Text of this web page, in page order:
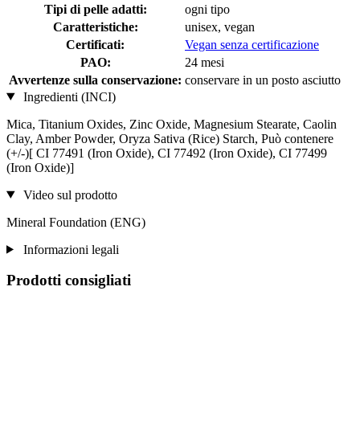
Tipi di pelle adatti:
ogni tipo
Caratteristiche:
unisex, vegan
Certificati:
Vegan senza certificazione
PAO:
24 mesi
Avvertenze sulla conservazione: conservare in un posto asciutto
Ingredienti (INCI)
Mica, Titanium Oxides, Zinc Oxide, Magnesium Stearate, Caolin
Clay, Amber Powder, Oryza Sativa (Rice) Starch, Può contenere
(+/-)[ CI 77491 (Iron Oxide), CI 77492 (Iron Oxide), CI 77499
(Iron Oxide)]
Video sul prodotto
Mineral Foundation (ENG)
Informazioni legali
Prodotti consigliati